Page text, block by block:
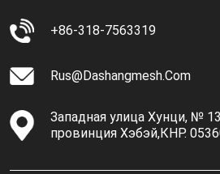
+86-318-7563319
Rus@dashangmesh.com
Западная улица Хунци, №
провинция Хэбэй,КНР.